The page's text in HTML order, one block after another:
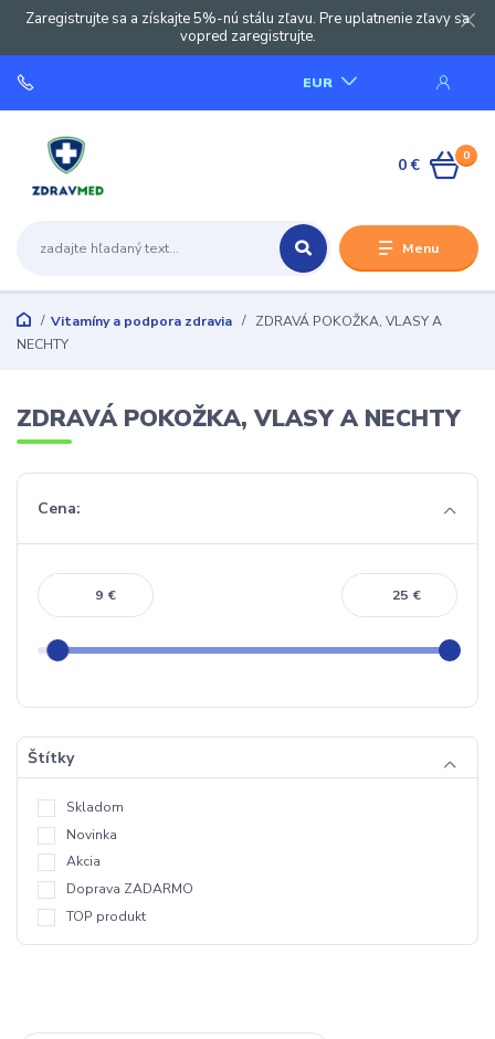
Zaregistrujte sa a získajte 5%-nú stálu zľavu. Pre uplatnenie zľavy sa
vopred zaregistrujte.
Menu
EUR
0
0 €
Vitamíny a podpora zdravia
ZDRAVÁ POKOŽKA, VLASY A
NECHTY
ZDRAVÁ POKOŽKA, VLASY A NECHTY
Cena:
€ €
Štítky
Skladom
Novinka
Akcia
Doprava ZADARMO
TOP produkt